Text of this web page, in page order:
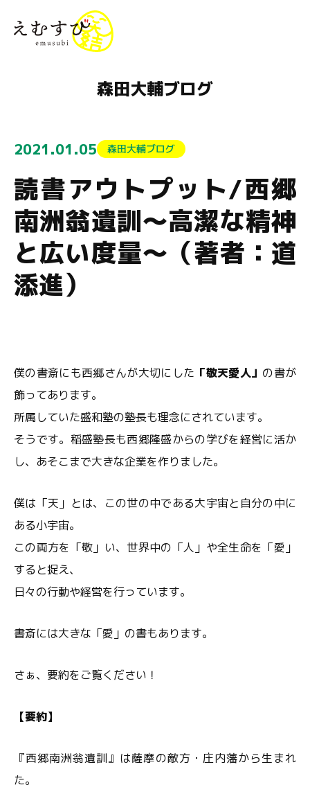
森田大輔ブログ
2021.01.05 森田大輔ブログ
読書アウトプット/西郷
南洲翁遺訓～高潔な精神
と広い度量～（著者：道
添進）
僕の書斎にも西郷さんが大切にした 「敬天愛人」 の書が
飾ってあります。
所属していた盛和塾の塾長も理念にされています。
そうです。稲盛塾長も西郷隆盛からの学びを経営に活か
し、あそこまで大きな企業を作りました。
僕は「天」とは、この世の中である大宇宙と自分の中に
ある小宇宙。
この両方を「敬」い、世界中の「人」や全生命を「愛」
すると捉え、
日々の行動や経営を行っています。
書斎には大きな「愛」の書もあります。
さぁ、要約をご覧ください！
【要約】
『西郷南洲翁遺訓』は薩摩の敵方・庄内藩から生まれ
た。